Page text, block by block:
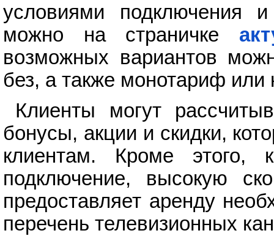
условиями подключения
можно на страничке
возможных вариантов
без, а также монотариф или
Клиенты могут
бонусы, акции и скидки,
клиентам. Кроме этого,
подключение, высокую
предоставляет аренду
перечень телевизионных